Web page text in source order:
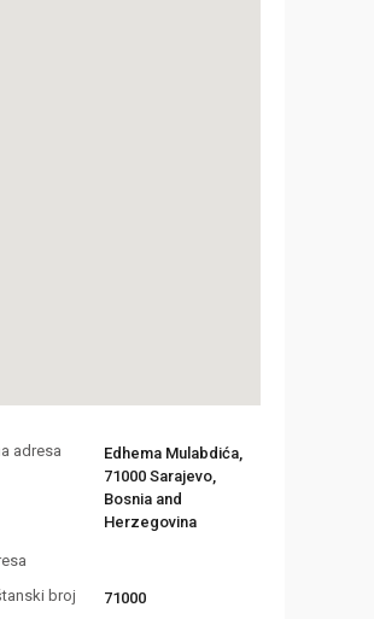
adresa
Edhema Mulabdića,
71000 Sarajevo,
Bosnia and
Herzegovina
broj
71000